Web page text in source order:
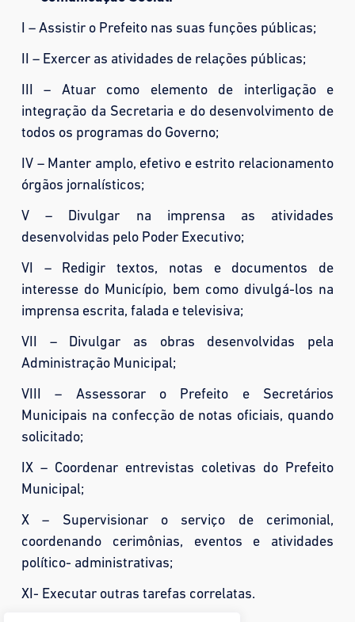
I – Assistir o Prefeito nas suas funções públicas;
II – Exercer as atividades de relações públicas;
III – Atuar como elemento de interligação e
integração da Secretaria e do desenvolvimento de
todos os programas do Governo;
IV – Manter amplo, efetivo e estrito relacionamento
órgãos jornalísticos;
V – Divulgar na imprensa as atividades
desenvolvidas pelo Poder Executivo;
VI – Redigir textos, notas e documentos de
interesse do Município, bem como divulgá-los na
imprensa escrita, falada e televisiva;
VII – Divulgar as obras desenvolvidas pela
Administração Municipal;
VIII – Assessorar o Prefeito e Secretários
Municipais na confecção de notas oficiais, quando
solicitado;
IX – Coordenar entrevistas coletivas do Prefeito
Municipal;
X – Supervisionar o serviço de cerimonial,
coordenando cerimônias, eventos e atividades
político- administrativas;
XI- Executar outras tarefas correlatas.